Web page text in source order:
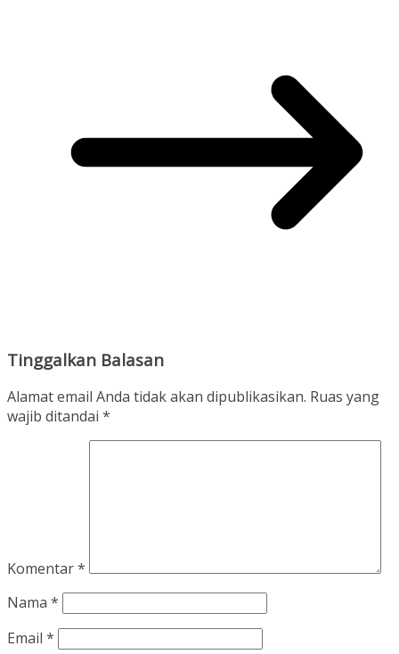
Tinggalkan Balasan
Alamat email Anda tidak akan dipublikasikan. Ruas yang
wajib ditandai *
Komentar*
Nama *
Email *